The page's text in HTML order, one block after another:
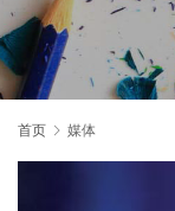
首页 媒体